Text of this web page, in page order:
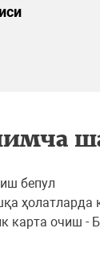
бепул
ҳолатларда
карта очиш -